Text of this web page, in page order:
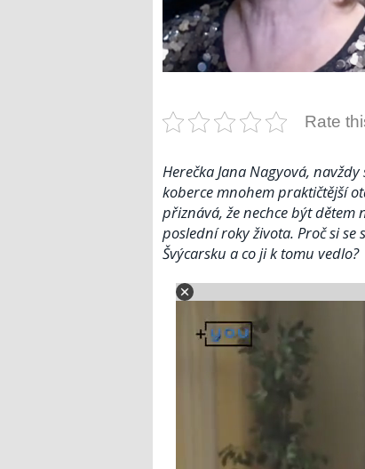
Rate
Herečka Jana Nagyová,
koberce mnohem praktičtější
přiznává, že nechce být
poslední roky života. Proč si
Švýcarsku a co ji k tomu vedlo?